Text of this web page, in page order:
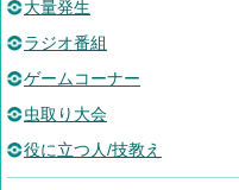
大量発生
ラジオ番組
ゲームコーナー
虫取り大会
役に立つ人/技教え